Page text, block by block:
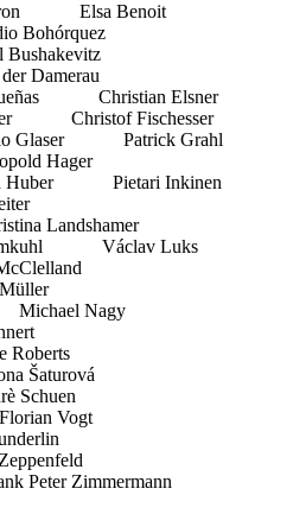
Elsa Benoit
Bohórquez
Bushakevitz
Damerau
Christian Elsner
Christof Fischesser
Glaser
Patrick Grahl
Hager
Huber
Pietari Inkinen
Landshamer
Václav Luks
Michael Nagy
Roberts
Šaturová
Schuen
Vogt
Peter Zimmermann